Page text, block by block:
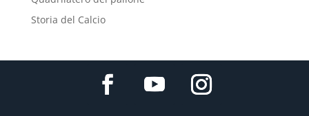
Storia del Calcio